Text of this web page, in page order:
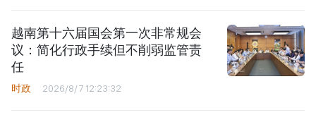
越南第十六届国会第一次非常规会
议：简化行政手续但不削弱监管责
任
时政 2026/8/7 12:23:32